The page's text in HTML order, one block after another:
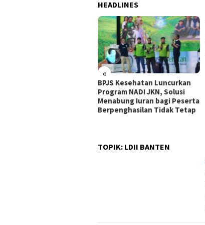
HEADLINES
«
BPJS Kesehatan Luncurkan
Program NADI JKN, Solusi
Menabung Iuran bagi Peserta
Berpenghasilan Tidak Tetap
TOPIK: LDII BANTEN